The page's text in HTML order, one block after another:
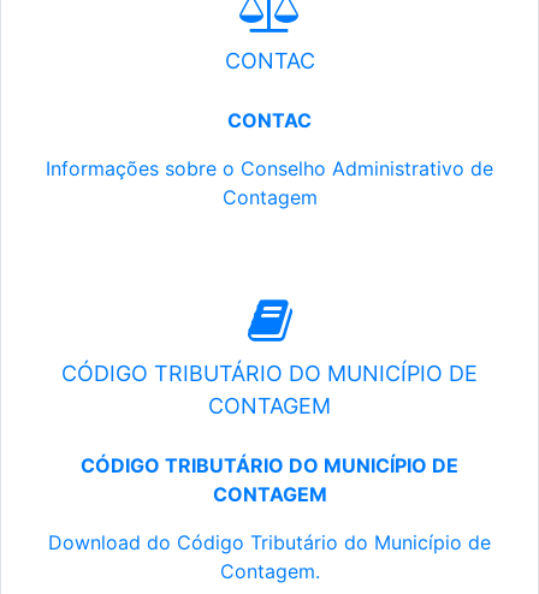
CONTAC
CONTAC
Informações sobre o Conselho Administrativo de
Contagem
CÓDIGO TRIBUTÁRIO DO MUNICÍPIO DE
CONTAGEM
CÓDIGO TRIBUTÁRIO DO MUNICÍPIO DE
CONTAGEM
Download do Código Tributário do Município de
Contagem.